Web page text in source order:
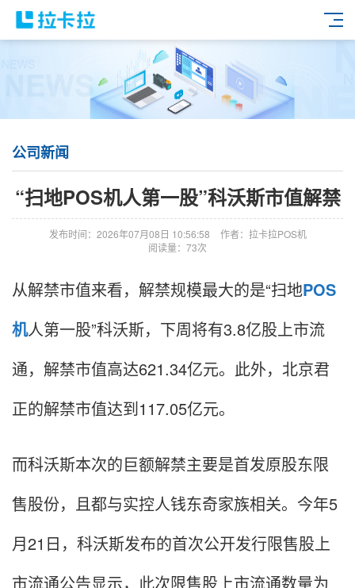
公司新闻
“扫地POS机人第一股”科沃斯市值解禁
发布时间：2026年07月08日 10:56:58
作者：拉卡拉POS机
阅读量：73次
从解禁市值来看，解禁规模最大的是“扫地POS
机人第一股”科沃斯，下周将有3.8亿股上市流
通，解禁市值高达621.34亿元。此外，北京君
正的解禁市值达到117.05亿元。
而科沃斯本次的巨额解禁主要是首发原股东限
售股份，且都与实控人钱东奇家族相关。今年5
月21日，科沃斯发布的首次公开发行限售股上
市流通公告显示，此次限售股上市流通数量为